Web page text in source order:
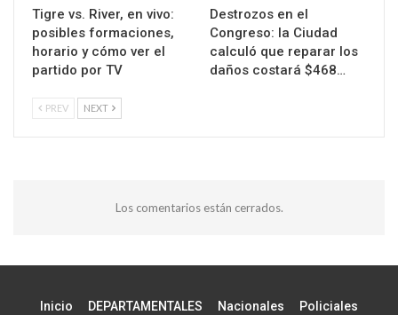
Tigre vs. River, en vivo:
posibles formaciones,
horario y cómo ver el
partido por TV
Destrozos en el
Congreso: la Ciudad
calculó que reparar los
daños costará $468…
PREV NEXT
Los comentarios están cerrados.
Inicio DEPARTAMENTALES Nacionales Policiales